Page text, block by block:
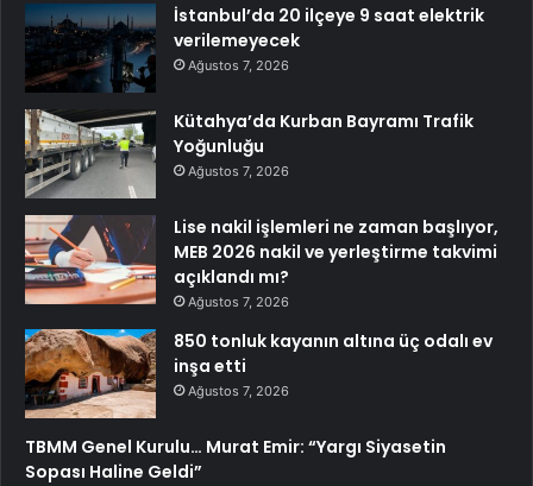
İstanbul’da 20 ilçeye 9 saat elektrik
verilemeyecek
Ağustos 7, 2026
Kütahya’da Kurban Bayramı Trafik
Yoğunluğu
Ağustos 7, 2026
Lise nakil işlemleri ne zaman başlıyor,
MEB 2026 nakil ve yerleştirme takvimi
açıklandı mı?
Ağustos 7, 2026
850 tonluk kayanın altına üç odalı ev
inşa etti
Ağustos 7, 2026
TBMM Genel Kurulu… Murat Emir: “Yargı Siyasetin
Sopası Haline Geldi”